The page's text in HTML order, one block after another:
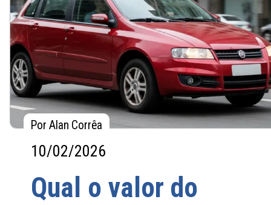
Qual o valor do
Por Alan Corrêa
Por Alan Corrêa
10/02/2026